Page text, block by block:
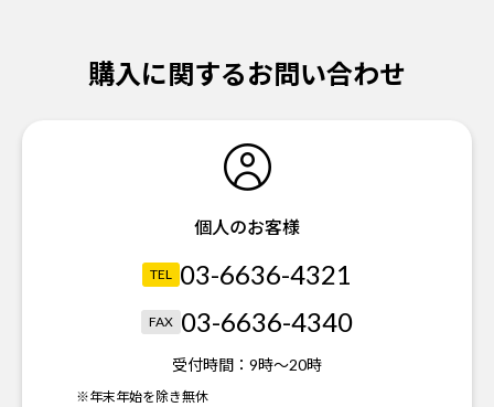
購入に関するお問い合わせ
個人のお客様
TEL 03-6636-4321
FAX 03-6636-4340
受付時間： 9時～20時
※年末年始を除き無休